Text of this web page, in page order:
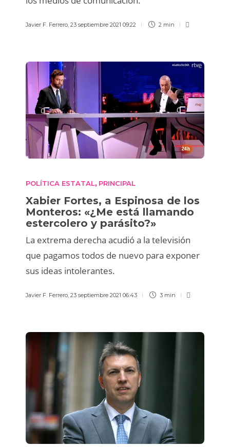
Javier F. Ferrero, 23 septiembre 2021 09:22 2 min
POLÍTICA ESTATAL, PRINCIPAL
Xabier Fortes, a Espinosa de los
Monteros: «¿Me está llamando
estercolero y parásito?»
La extrema derecha acudió a la televisión
que pagamos todos de nuevo para exponer
sus ideas intolerantes.
Javier F. Ferrero, 23 septiembre 2021 06:43 3 min